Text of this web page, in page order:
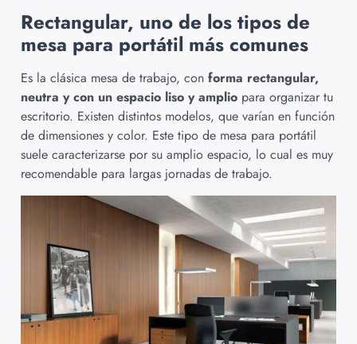
Rectangular, uno de los tipos de
mesa para portátil más comunes
Es la clásica mesa de trabajo, con forma rectangular,
neutra y con un espacio liso y amplio para organizar tu
escritorio. Existen distintos modelos, que varían en función
de dimensiones y color. Este tipo de mesa para portátil
suele caracterizarse por su amplio espacio, lo cual es muy
recomendable para largas jornadas de trabajo.